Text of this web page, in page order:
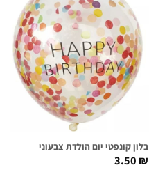
בלון קונפטי יום הולדת צבעוני
3.50₪